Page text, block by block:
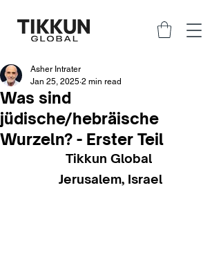
Was sind
jüdische/hebräische
Wurzeln? - Erster Teil
Asher Intrater
Jan 25, 2025 2 min read
Tikkun Global
Jerusalem, Israel